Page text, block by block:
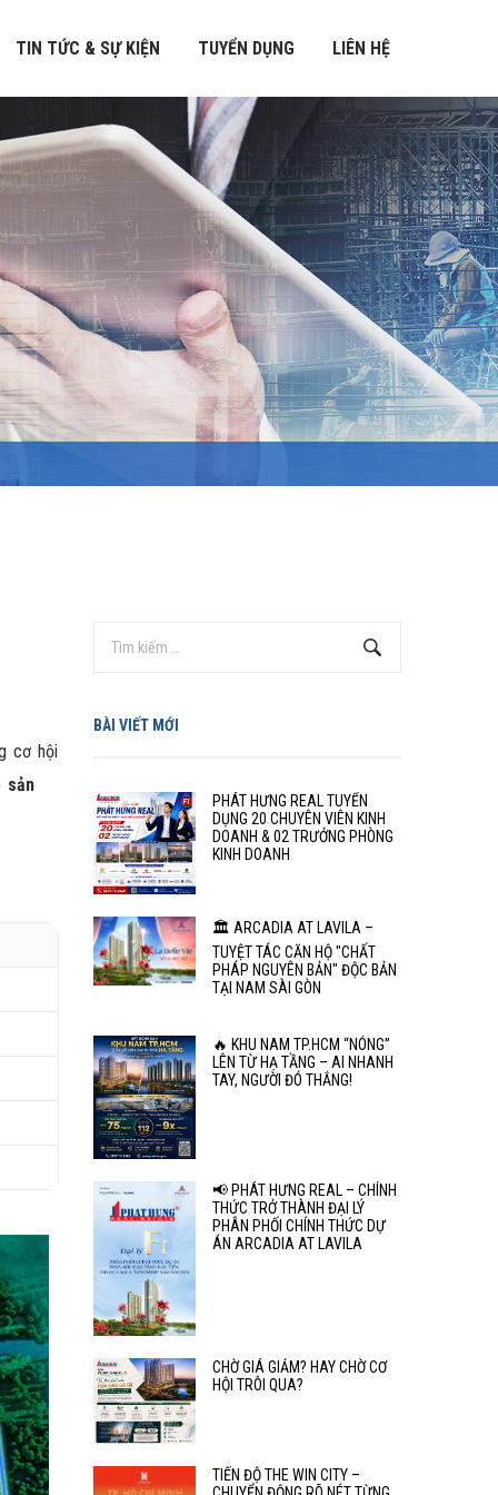
TIN TỨC & SỰ KIỆN TUYỂN DỤNG LIÊN HỆ
cơ hội
sản
BÀI VIẾT MỚI
PHÁT HƯNG REAL TUYỂN
DỤNG 20 CHUYÊN VIÊN KINH
DOANH & 02 TRƯỞNG PHÒNG
KINH DOANH
🏛️ ARCADIA AT LAVILA –
TUYỆT TÁC CĂN HỘ "CHẤT
PHÁP NGUYÊN BẢN" ĐỘC BẢN
TẠI NAM SÀI GÒN
🔥 KHU NAM TP.HCM “NÓNG”
LÊN TỪ HẠ TẦNG – AI NHANH
TAY, NGƯỜI ĐÓ THẮNG!
📢 PHÁT HƯNG REAL – CHÍNH
THỨC TRỞ THÀNH ĐẠI LÝ
PHÂN PHỐI CHÍNH THỨC DỰ
ÁN ARCADIA AT LAVILA
CHỜ GIÁ GIẢM? HAY CHỜ CƠ
HỘI TRÔI QUA?
TIẾN ĐỘ THE WIN CITY –